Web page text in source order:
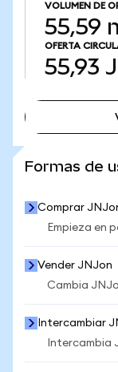
VOLUMEN DE
55,59
OFERTA
55,93
Formas de
Comprar
Empieza en
Vender JNJon
Cambia
Intercambiar
Intercambia